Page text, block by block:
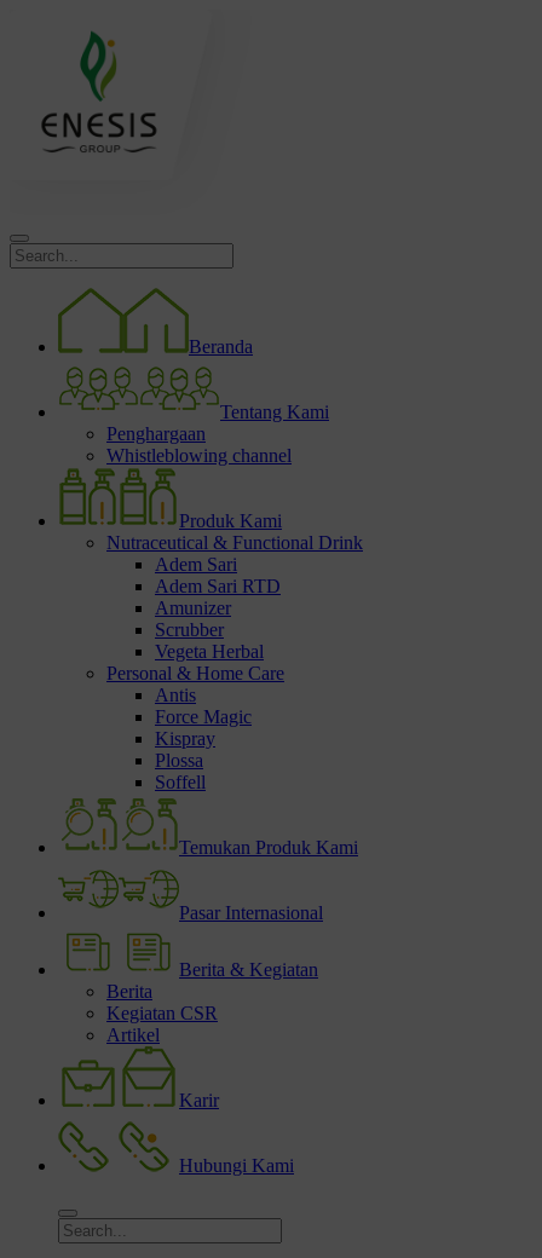
Beranda
Tentang Kami
Penghargaan
Whistleblowing channel
Produk Kami
Nutraceutical & Functional Drink
Adem Sari
Adem Sari RTD
Amunizer
Scrubber
Vegeta Herbal
Personal & Home Care
Antis
Force Magic
Kispray
Plossa
Soffell
Temukan Produk Kami
Pasar Internasional
Berita & Kegiatan
Berita
Kegiatan CSR
Artikel
Karir
Hubungi Kami